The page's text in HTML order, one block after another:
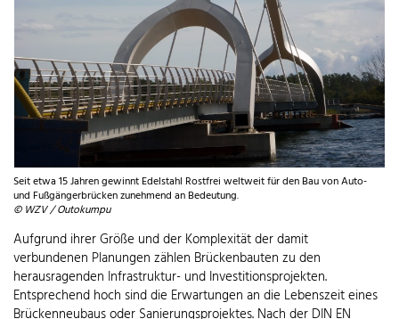
Seit etwa 15 Jahren gewinnt Edelstahl Rostfrei weltweit für den Bau von Auto-
und Fußgängerbrücken zunehmend an Bedeutung.
© WZV / Outokumpu
Aufgrund ihrer Größe und der Komplexität der damit
verbundenen Planungen zählen Brückenbauten zu den
herausragenden Infrastruktur- und Investitionsprojekten.
Entsprechend hoch sind die Erwartungen an die Lebenszeit eines
Brückenneubaus oder Sanierungsprojektes. Nach der DIN EN